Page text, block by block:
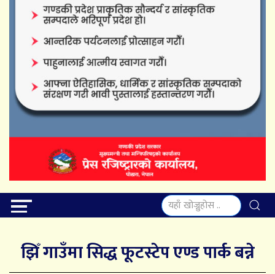
झिँ गाउँमा सिद्ध फूटस्टेप एण्ड पार्क बन्ने